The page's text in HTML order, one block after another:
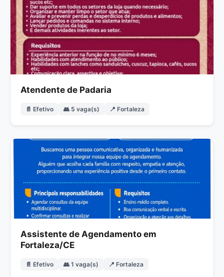
Atendente de Padaria
📄 Efetivo 👥 5 vaga(s) 📍 Fortaleza
Assistente de Agendamento em
Fortaleza/CE
📄 Efetivo 👥 1 vaga(s) 📍 Fortaleza